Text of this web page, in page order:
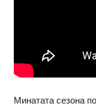
Минатата сезона